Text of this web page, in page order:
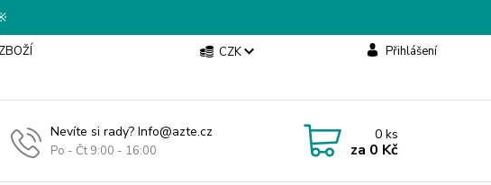
CZK Přihlášení
Nevíte si rady? Info@azte.cz
Po - Čt 9:00 - 16:00
0ks
za 0 Kč